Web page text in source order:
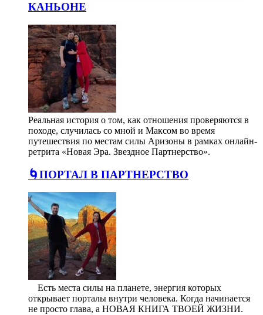
КАНЬОНЕ
Реальная история о том, как отношения проверяются в
походе, случилась со мной и Максом во время
путешествия по местам силы Аризоны в рамках онлайн-
ретрита «Новая Эра. Звездное Партнерство».
🌀ПОРТАЛ В ПАРТНЕРСТВО
⠀ Есть места силы на планете, энергия которых
открывает порталы внутри человека. Когда начинается
не просто глава, а НОВАЯ КНИГА ТВОЕЙ ЖИЗНИ.